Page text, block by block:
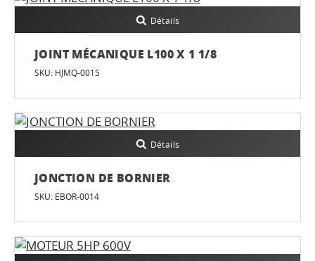
Détails
JOINT MÉCANIQUE L100 X 1 1/8
SKU: HJMQ-0015
Détails
JONCTION DE BORNIER
SKU: EBOR-0014